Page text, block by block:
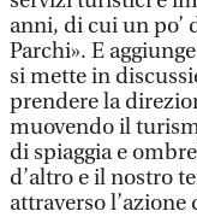
anni, di cui un po’
Parchi». E
si mette in
prendere la
muovendo il
di spiaggia e
d’altro e il nostro
attraverso l’azione